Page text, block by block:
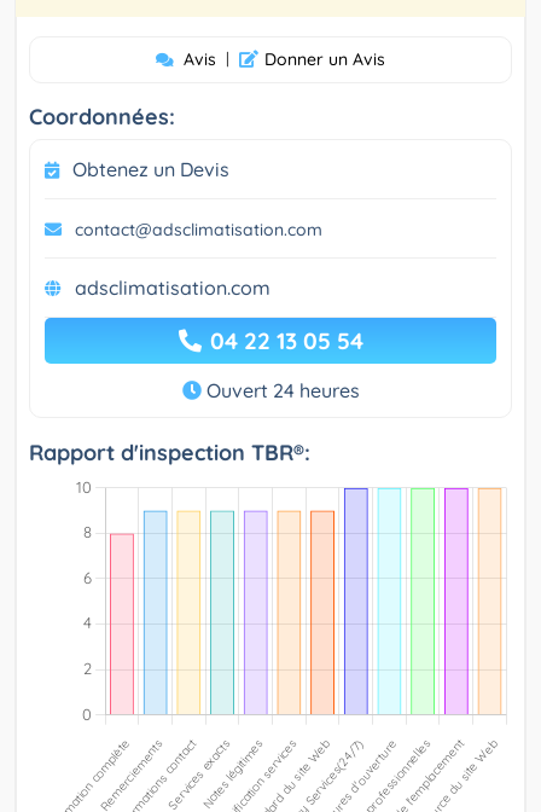
Avis | Donner un Avis
Coordonnées:
Obtenez un Devis
contact@adsclimatisation.com
adsclimatisation.com
04 22 13 05 54
Ouvert 24 heures
Rapport d'inspection TBR®: